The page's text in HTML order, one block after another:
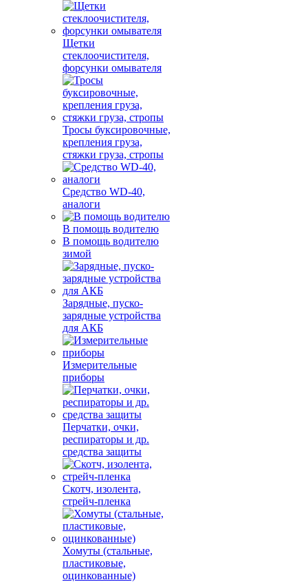
Щетки
стеклоочистителя,
форсунки омывателя
Тросы буксировочные,
крепления груза,
стяжки груза, стропы
Средство WD-40,
аналоги
В помощь водителю
В помощь водителю
зимой
Зарядные, пуско-
зарядные устройства
для АКБ
Измерительные
приборы
Перчатки, очки,
респираторы и др.
средства защиты
Скотч, изолента,
стрейч-пленка
Хомуты (стальные,
пластиковые,
оцинкованные)